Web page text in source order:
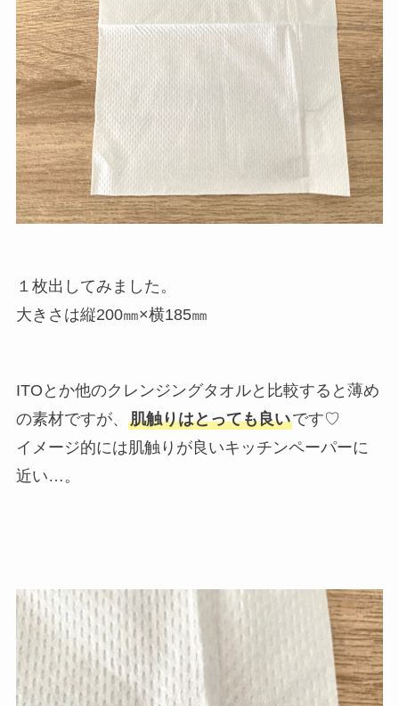
１枚出してみました。
大きさは縦200㎜×横185㎜
ITOとか他のクレンジングタオルと比較すると薄め
の素材ですが、 肌触りはとっても良いです♡
イメージ的には肌触りが良いキッチンペーパーに
近い…。